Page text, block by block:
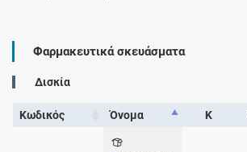
Φαρμακευτικά σκευάσματα
Δισκία
Κωδικός Όνομα Κ